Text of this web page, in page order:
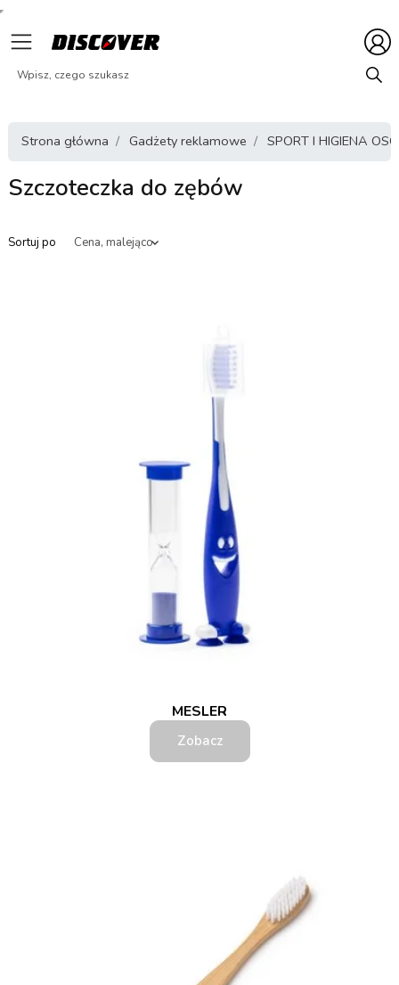
Strona główna Gadżety reklamowe SPORT I HIGIENA
Szczoteczka do zębów
Sortuj po
MESLER
Zobacz